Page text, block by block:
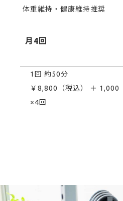
体重維持・健康維持推奨
月4回
1回 約50分
￥8,800（税込） ＋ 1,000
×4回